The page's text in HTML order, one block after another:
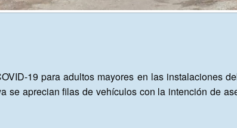
19 para adultos mayores en las instalaciones
se aprecian filas de vehículos con la intención de